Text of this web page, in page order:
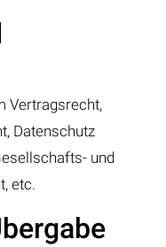
Vertragsrecht,
Datenschutz
und
etc.